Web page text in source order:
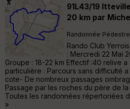
91L43/19
20 km par
Randonnée Pédestre
Rando Club
: Mercredi 22 Mai
Groupe : 18-22 km Effectif :40 relive a
particulière : Parcours sans difficulté
cote- De nombreux passages
Passage par les roches du père de
Toutes les randonnées répertoriées
»